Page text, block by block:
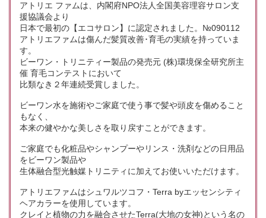
アトリエ ファムは、内閣府NPO法人全国美容理容サロン支
援協議会より
日本で最初の【エコサロン】に認定されました。№090112
アトリエファムは傷んだ髪質改善･育毛の実績を持っていま
す。
ビーワン・トリニティー製品の発売元 (株)環境保全研究所主
催 育毛コンテストにおいて
比類なき２年連続受賞しました。
ビーワン水を施術やご家庭で使う事で髪や頭皮を傷めること
もなく、
本来の健やかな美しさを取り戻すことができます。
ご家庭でも化粧品やシャンプーやリンス・洗剤などの日用品
をビーワン製品や
生体融合型光触媒トリニティに加えてお使いいただけます。
アトリエファムはシュワルツコフ・Terra byエッセンシティ
ヘアカラーを使用しています。
クレイと植物の力を融合させたTerra(大地の女神)という名の